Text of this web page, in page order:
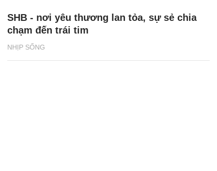
NHỊP SỐNG
SHB - nơi yêu thương lan tỏa, sự sẻ chia
chạm đến trái tim